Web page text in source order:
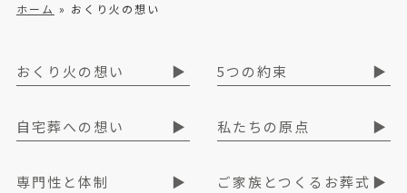
ホーム » おくり火の想い
おくり火の想い 5つの約束
自宅葬への想い 私たちの原点
専門性と体制 ご家族とつくるお葬式